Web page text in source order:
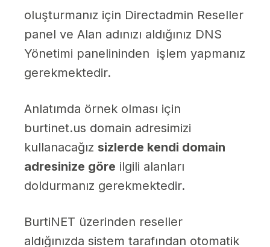
oluşturmanız için Directadmin Reseller
panel ve Alan adınızı aldığınız DNS
Yönetimi panelininden işlem yapmanız
gerekmektedir.
Anlatımda örnek olması için
burtinet.us domain adresimizi
kullanacağız sizlerde kendi domain
adresinize göre ilgili alanları
doldurmanız gerekmektedir.
BurtiNET üzerinden reseller
aldığınızda sistem tarafından otomatik